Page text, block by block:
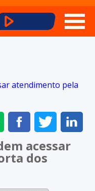
ENVIAR
NO
WHATSAPP
COMPARTILHAR
NO
FACEBOOK
NO
TWITTER
acessar
dos